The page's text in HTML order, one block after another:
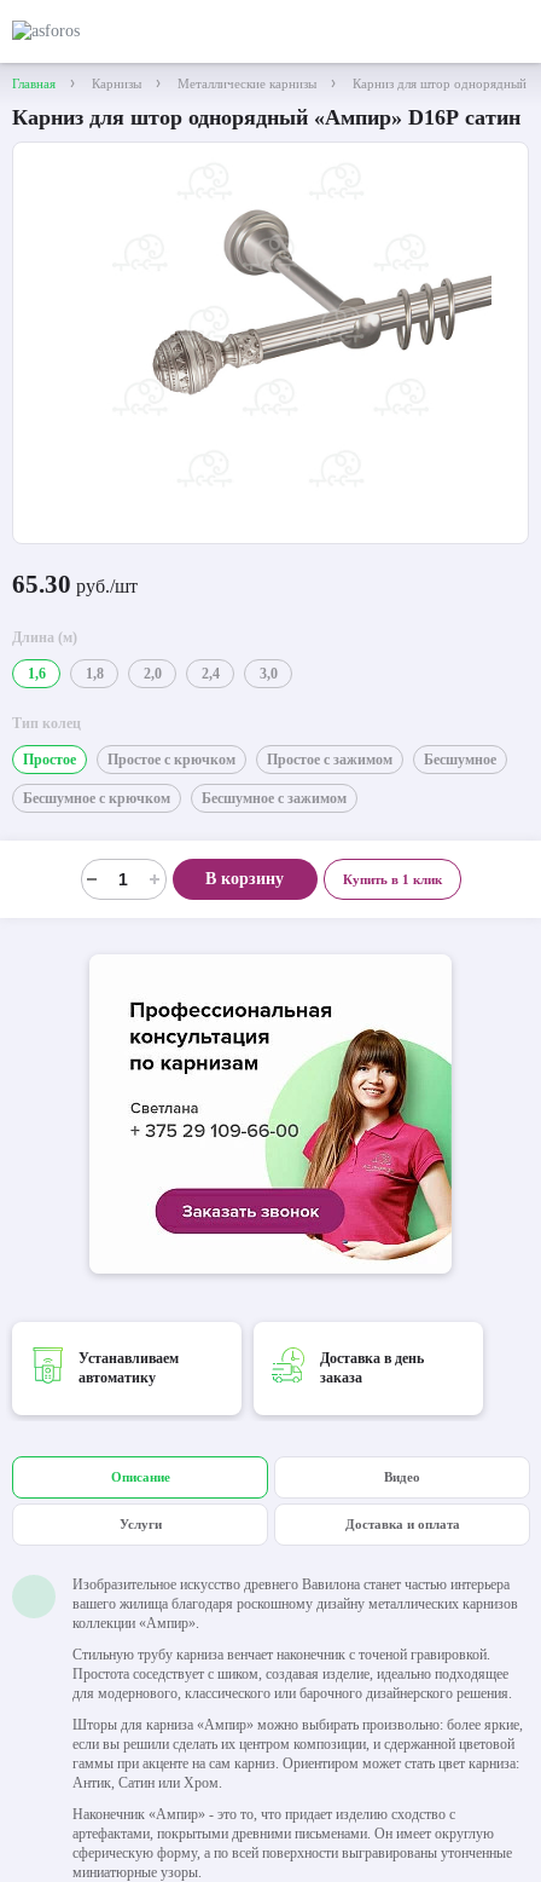
Главная Карнизы Металлические карнизы Карниз для штор однорядный
Карниз для штор однорядный «Ампир» D16Р сатин
65.30 руб./шт
Длина (м)
1,6 1,8 2,0 2,4 3,0
Тип колец
Простое Простое с крючком Простое с зажимом Бесшумное
Бесшумное с крючком Бесшумное с зажимом
В корзину Купить в 1 клик
Устанавливаем
автоматику
Доставка в день
заказа
Описание Видео
Услуги Доставка и оплата
Изобразительное искусство древнего Вавилона станет частью интерьера
вашего жилища благодаря роскошному дизайну металлических карнизов
коллекции «Ампир».
Стильную трубу карниза венчает наконечник с точеной гравировкой.
Простота соседствует с шиком, создавая изделие, идеально подходящее
для модернового, классического или барочного дизайнерского решения.
Шторы для карниза «Ампир» можно выбирать произвольно: более яркие,
если вы решили сделать их центром композиции, и сдержанной цветовой
гаммы при акценте на сам карниз. Ориентиром может стать цвет карниза:
Антик, Сатин или Хром.
Наконечник «Ампир» - это то, что придает изделию сходство с
артефактами, покрытыми древними письменами. Он имеет округлую
сферическую форму, а по всей поверхности выгравированы утонченные
миниатюрные узоры.